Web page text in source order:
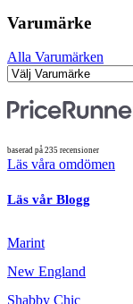
Varumärke
Alla Varumärken
baserad på 235 recensioner
Läs våra omdömen
Läs vår Blogg
Marint
New England
Shabby Chic